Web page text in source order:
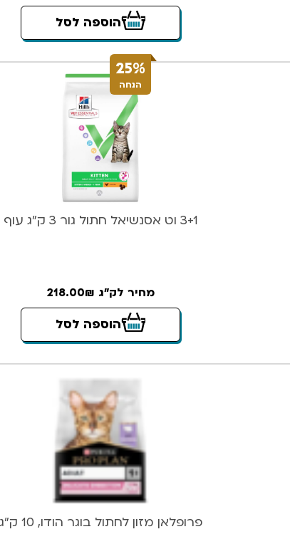
הוספה לסל
25%
הנחה
3+1 וט אסנשיאל חתול גור 3 ק”ג עוף
מחיר לק"ג 218.00₪
הוספה לסל
פרופלאן מזון לחתול בוגר הודו, 10 ק”ג